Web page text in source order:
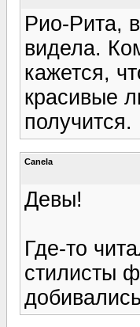
Рио-Рита,
видела.
кажется,
красивые
получится.
Canela
Девы!
Где-то
стилисты